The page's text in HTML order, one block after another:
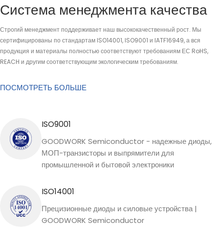
Система менеджмента качества
Строгий менеджмент поддерживает наш высококачественный рост. Мы
сертифицированы по стандартам ISO14001, ISO9001 и IATF16949, а вся
продукция и материалы полностью соответствуют требованиям ЕС RoHS,
REACH и другим соответствующим экологическим требованиям.
ПОСМОТРЕТЬ БОЛЬШЕ
ISO9001
GOODWORK Semiconductor - надежные диоды,
МОП-транзисторы и выпрямители для
промышленной и бытовой электроники
ISO14001
Прецизионные диоды и силовые устройства |
GOODWORK Semiconductor